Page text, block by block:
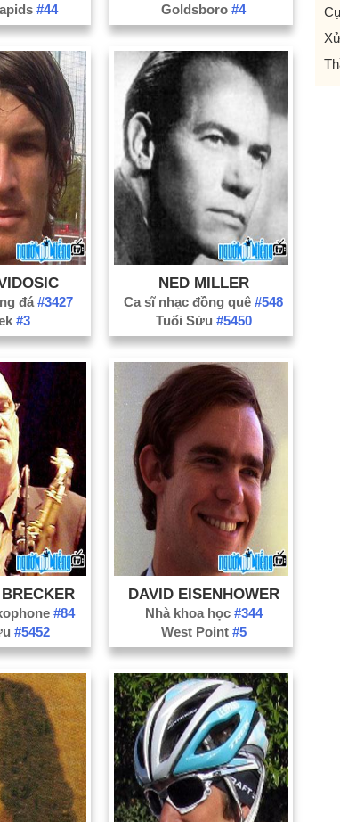
#44
Goldsboro#4
đá#3427
#3
NED MILLER
Ca sĩ nhạc đồng quê#548
Tuổi Sửu #5450
#84
#5452
DAVID EISENHOWER
Nhà khoa học #344
West Point #5